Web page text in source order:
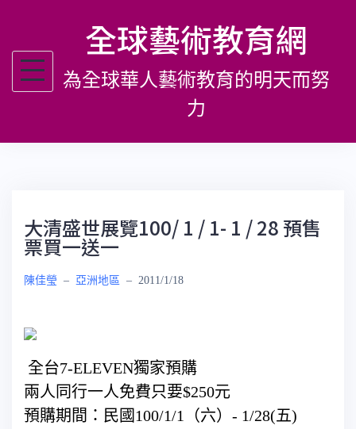
主
全球藝術教育網
為全球華人藝術教育的明天而努
力
大清盛世展覽100/ 1 / 1- 1 / 28 預售
票買一送一
陳佳瑩 – 亞洲地區 – 2011/1/18
全台7-ELEVEN獨家預購
兩人同行一人免費只要$250元
預購期間：民國100/1/1（六）- 1/28(五)